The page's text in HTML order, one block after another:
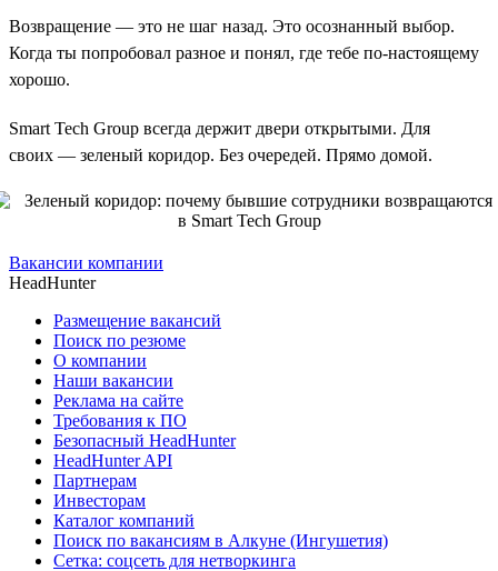
Возвращение — это не шаг назад. Это осознанный выбор.
Когда ты попробовал разное и понял, где тебе по-настоящему
хорошо.
Smart Tech Group всегда держит двери открытыми. Для
своих — зеленый коридор. Без очередей. Прямо домой.
Вакансии компании
HeadHunter
Размещение вакансий
Поиск по резюме
О компании
Наши вакансии
Реклама на сайте
Требования к ПО
Безопасный HeadHunter
HeadHunter API
Партнерам
Инвесторам
Каталог компаний
Поиск по вакансиям в Алкуне (Ингушетия)
Сетка: соцсеть для нетворкинга